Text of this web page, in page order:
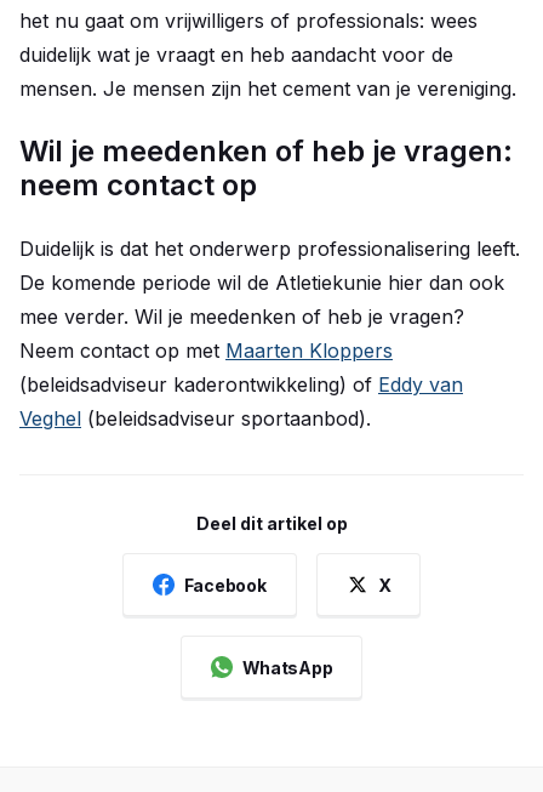
het nu gaat om vrijwilligers of professionals: wees
duidelijk wat je vraagt en heb aandacht voor de
mensen. Je mensen zijn het cement van je vereniging.
Wil je meedenken of heb je vragen:
neem contact op
Duidelijk is dat het onderwerp professionalisering leeft.
De komende periode wil de Atletiekunie hier dan ook
mee verder. Wil je meedenken of heb je vragen?
Neem contact op met Maarten Kloppers
(beleidsadviseur kaderontwikkeling) of Eddy van
Veghel (beleidsadviseur sportaanbod).
Deel dit artikel op
Facebook X
WhatsApp